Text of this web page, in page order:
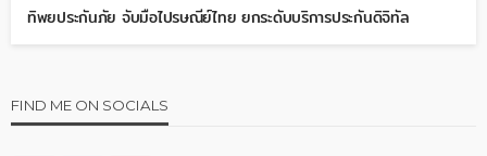
ทิพยประกันภัย จับมือไปรษณีย์ไทย ยกระดับบริการประกันดิจิทัล
FIND ME ON SOCIALS